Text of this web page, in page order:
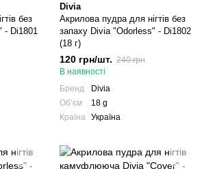
без
- Di1801
Divia
Акрилова пудра для нігтів без
запаху Divia "Odorless" - Di1802
(18 г)
120 грн/шт. 240 грн
В наявності
Бренд
Divia
Обʼєм
18 g
Країна
Україна